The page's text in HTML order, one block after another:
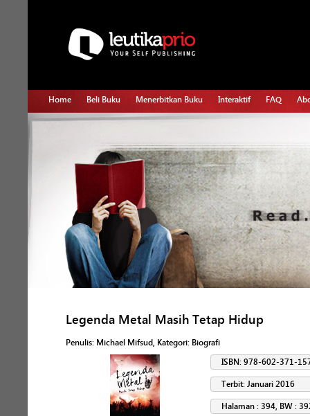
Home Beli Buku Menerbitkan Buku Interaktif FAQ
Legenda Metal Masih Tetap Hidup
Penulis: Michael Mifsud, Kategori: Biografi
ISBN: 978-602-371-
Terbit: Januari 2016
Halaman : 394, BW :